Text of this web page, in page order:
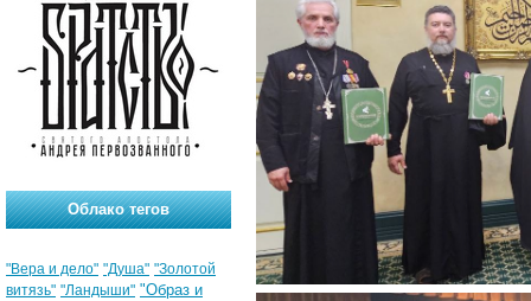
Облако тегов
"Вера и дело" "Душа" "Золотой
витязь" "Ландыши" "Образ и